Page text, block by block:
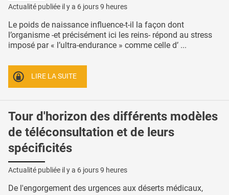
Actualité publiée il y a 6 jours 9 heures
Le poids de naissance influence-t-il la façon dont
l’organisme -et précisément ici les reins- répond au stress
imposé par « l’ultra-endurance » comme celle d’ ...
LIRE LA SUITE
Tour d'horizon des différents modèles
de téléconsultation et de leurs
spécificités
Actualité publiée il y a 6 jours 9 heures
De l'engorgement des urgences aux déserts médicaux,